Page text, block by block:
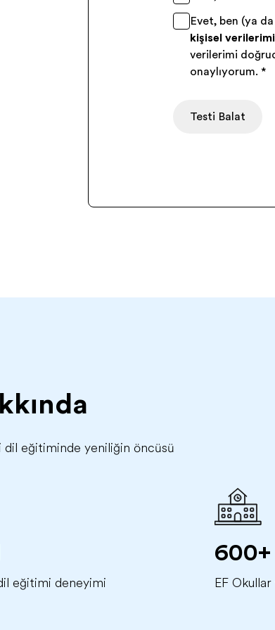
Evet, ben (ya
kişisel verilerimi
verilerimi
onaylıyorum. *
Testi Başlat
dil eğitiminde yeniliğin öncüsü
eğitimi deneyimi
600+
EF